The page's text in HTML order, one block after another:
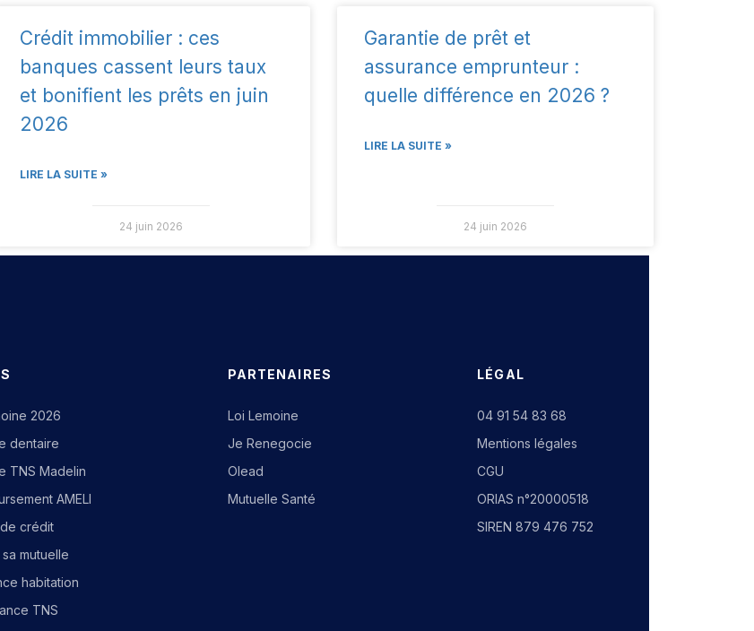
Crédit immobilier : ces
banques cassent leurs taux
et bonifient les prêts en juin
2026
LIRE LA SUITE »
24 juin 2026
Garantie de prêt et
assurance emprunteur :
quelle différence en 2026 ?
LIRE LA SUITE »
24 juin 2026
2026
dentaire
TNS Madelin
AMELI
crédit
mutuelle
habitation
TNS
PARTENAIRES
Loi Lemoine
Je Renegocie
Olead
Mutuelle Santé
LÉGAL
04 91 54 83 68
Mentions légales
CGU
ORIAS n°20000518
SIREN 879 476 752